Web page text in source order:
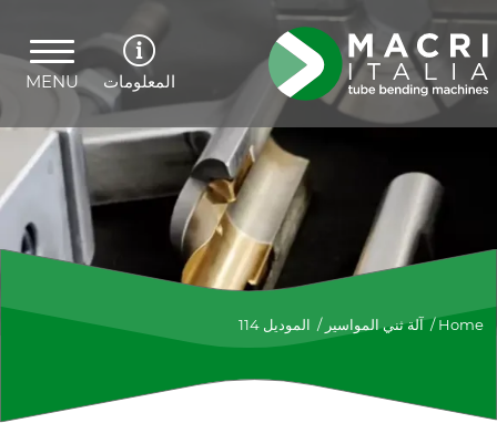
المعلومات MENU
Home
/آلة ثني المواسير / 114 الموديل